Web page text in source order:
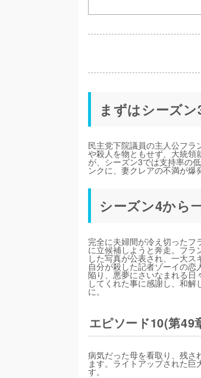
まずはシーズ
民主党下院議員の主人公フラ
や殺人を物ともせず、大統領
が、シーズン3では支持率の
ンクに、妻クレアの不満が爆
シーズン4から
完全に夫婦間が冷え切ったフ
に立候補しようと奔走。フ
した写真が公表され、一大
自分が殺した記者ゾーイの
陥り、悪夢にさいなまれる日
してくれた事に感謝し、和解
に。
エピソード10(第49
病気だった母を看取り、残さ
ます。ライトアップされた巨
す。